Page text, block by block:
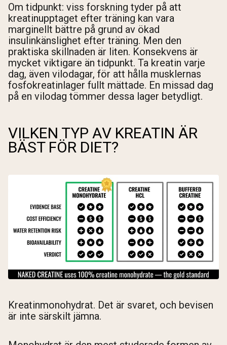
Om tidpunkt: viss forskning tyder på att
kreatinupptaget efter träning kan vara
marginellt bättre på grund av ökad
insulinkänslighet efter träning. Men den
praktiska skillnaden är liten. Konsekvens är
mycket viktigare än tidpunkt. Ta kreatin varje
dag, även vilodagar, för att hålla musklernas
fosfokreatinlager fullt mättade. En missad dag
på en vilodag tömmer dessa lager betydligt.
VILKEN TYP AV KREATIN ÄR
BÄST FÖR DIET?
Kreatinmonohydrat. Det är svaret, och bevisen
är inte särskilt jämna.